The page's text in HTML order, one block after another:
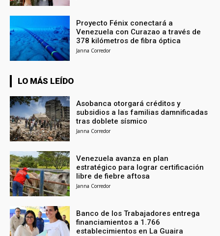
Proyecto Fénix conectará a
Venezuela con Curazao a través de
378 kilómetros de fibra óptica
Janna Corredor
LO MÁS LEÍDO
Asobanca otorgará créditos y
subsidios a las familias damnificadas
tras doblete sísmico
Janna Corredor
Venezuela avanza en plan
estratégico para lograr certificación
libre de fiebre aftosa
Janna Corredor
Banco de los Trabajadores entrega
financiamientos a 1.766
establecimientos en La Guaira